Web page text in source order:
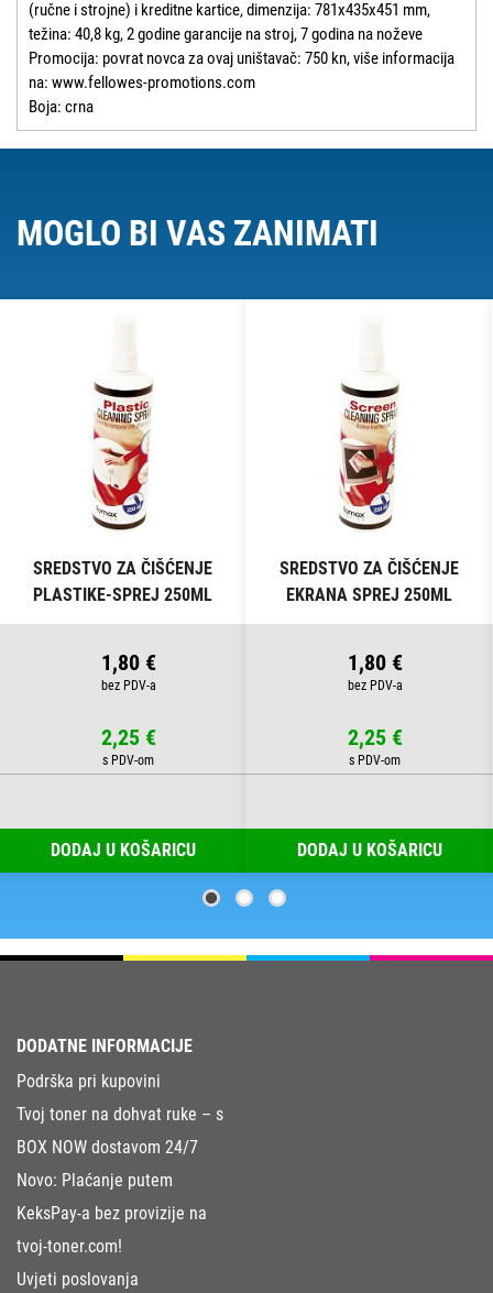
(ručne i strojne) i kreditne kartice, dimenzija: 781x435x451 mm,
težina: 40,8 kg, 2 godine garancije na stroj, 7 godina na noževe
Promocija: povrat novca za ovaj uništavač: 750 kn, više informacija
na: www.fellowes-promotions.com
Boja: crna
MOGLO BI VAS ZANIMATI
SREDSTVO ZA ČIŠĆENJE
PLASTIKE-SPREJ 250ML
FORNAX
1,80 €
2,25 €
DODAJ U KOŠARICU
SREDSTVO ZA ČIŠĆENJE
EKRANA SPREJ 250ML
FORNAX
1,80 €
2,25 €
DODAJ U KOŠARICU
DODATNE INFORMACIJE
Podrška pri kupovini
Tvoj toner na dohvat ruke – s
BOX NOW dostavom 24/7
Novo: Plaćanje putem
KeksPay-a bez provizije na
tvoj-toner.com!
Uvjeti poslovanja